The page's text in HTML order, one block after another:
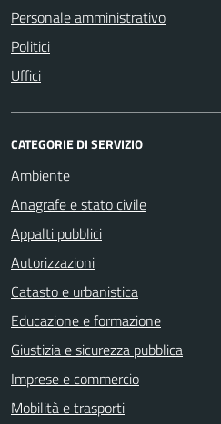
Personale amministrativo
Politici
Uffici
CATEGORIE DI SERVIZIO
Ambiente
Anagrafe e stato civile
Appalti pubblici
Autorizzazioni
Catasto e urbanistica
Educazione e formazione
Giustizia e sicurezza pubblica
Imprese e commercio
Mobilità e trasporti